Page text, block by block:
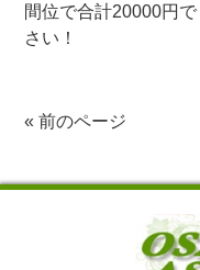
間位で合計20000円
さい！
«前のページ